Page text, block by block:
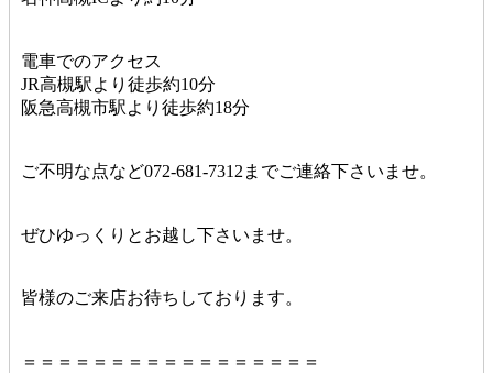
電車でのアクセス
JR高槻駅より徒歩約10分
阪急高槻市駅より徒歩約18分
ご不明な点など072-681-7312までご連絡下さいませ。
ぜひゆっくりとお越し下さいませ。
皆様のご来店お待ちしております。
＝＝＝＝＝＝＝＝＝＝＝＝＝＝＝＝＝